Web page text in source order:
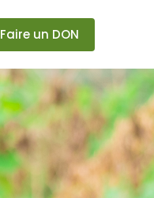
Faire un DON